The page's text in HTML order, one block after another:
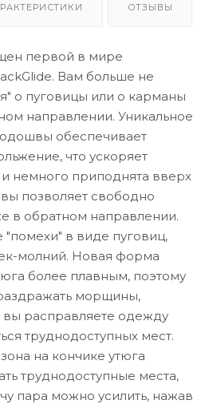
ОТЗЫВЫ
первой в мире
Вам больше не
о пуговицы или о карманы
направлении. Уникальное
обеспечивает
что ускоряет
и немного приподнята вверх
позволяет свободно
в обратном направлении.
в виде пуговиц,
молний. Новая форма
более плавным, поэтому
морщины,
расправляете одежду
труднодоступных мест.
на кончике утюга
труднодоступные места,
пара можно усилить, нажав